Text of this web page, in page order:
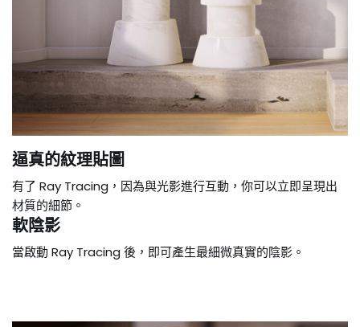
逼真的紋理貼圖
有了 Ray Tracing，因為與光影進行互動，你可以立即呈現出
材質的細節。
軟陰影
當啟動 Ray Tracing 後，即可產生最細微真實的陰影。